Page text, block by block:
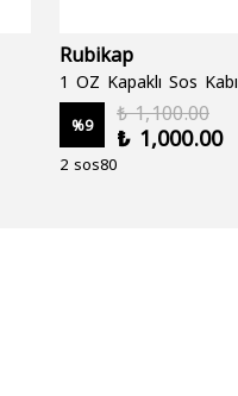
Rubikap
1 OZ Kapaklı Sos Kabı
%9
₺ 1,100.00
₺ 1,000.00
2 sos80